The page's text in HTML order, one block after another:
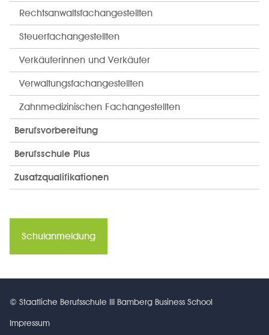
Rechtsanwaltsfachangestellten
Steuerfachangestellten
Verkäuferinnen und Verkäufer
Verwaltungsfachangestellten
Zahnmedizinischen Fachangestellten
Berufsvorbereitung
Berufsschule Plus
Zusatzqualifikationen
Schulanmeldung
© Staatliche Berufsschule III Bamberg Business School
Impressum